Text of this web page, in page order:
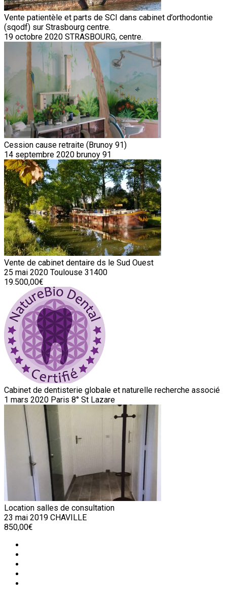
Vente patientèle et parts de SCI dans cabinet d’orthodontie
(sqodf) sur Strasbourg centre.
19 octobre 2020 STRASBOURG, centre.
Cession cause retraite (Brunoy 91)
14 septembre 2020 brunoy 91
Vente de cabinet dentaire ds le Sud Ouest
25 mai 2020 Toulouse 31400
19.500,00€
Cabinet de dentisterie globale et naturelle recherche associé
1 mars 2020 Paris 8° St Lazare
Location salles de consultation
23 mai 2019 CHAVILLE
850,00€